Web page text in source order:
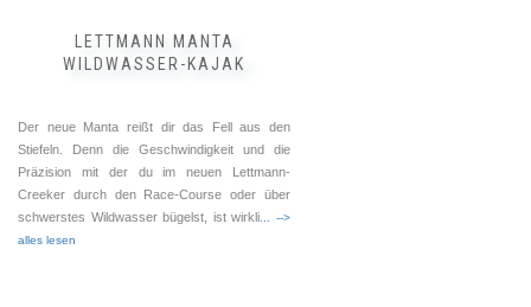
LETTMANN MANTA
WILDWASSER-KAJAK
Der neue Manta reißt dir das Fell aus den
Stiefeln. Denn die Geschwindigkeit und die
Präzision mit der du im neuen Lettmann-
Creeker durch den Race-Course oder über
schwerstes Wildwasser bügelst, ist wirkli ... -->
alles lesen